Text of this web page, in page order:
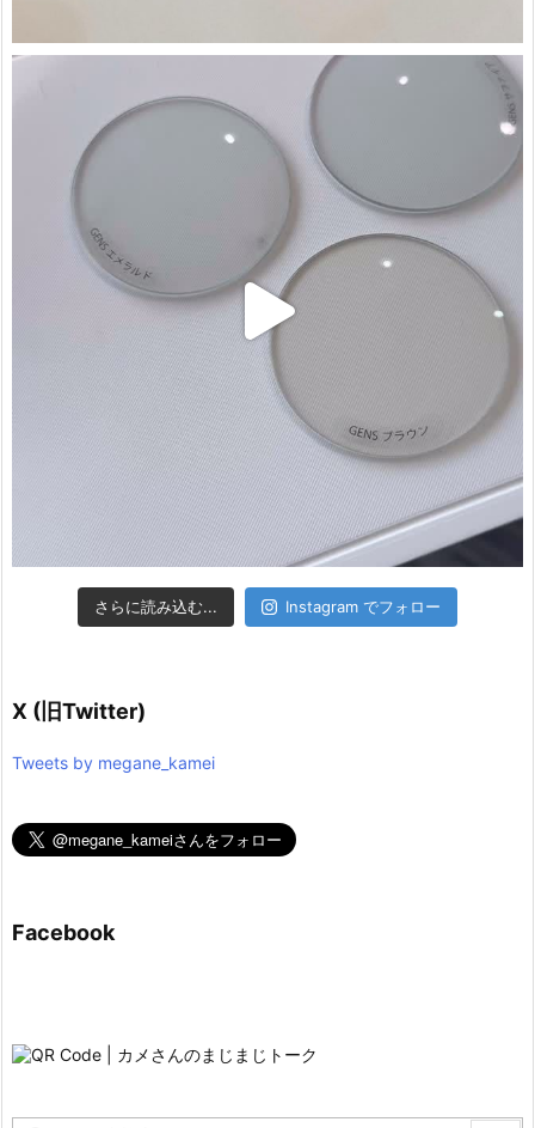
さらに読み込む... Instagram でフォロー
X (旧Twitter)
Tweets by megane_kamei
Facebook